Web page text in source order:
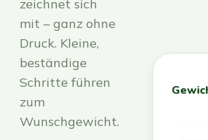
zeichnet sich
mit – ganz ohne
Druck. Kleine,
beständige
Schritte führen
zum
Wunschgewicht.